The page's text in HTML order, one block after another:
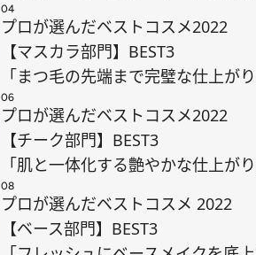
04
プロが選んだベストコスメ2022
【マスカラ部門】BEST3
「まつ毛の先端まで完璧な仕上がり
06
プロが選んだベストコスメ2022
【チーク部門】BEST3
「肌と一体化する艶やかな仕上がり
08
プロが選んだベストコスメ 2022
【ベース部門】BEST3